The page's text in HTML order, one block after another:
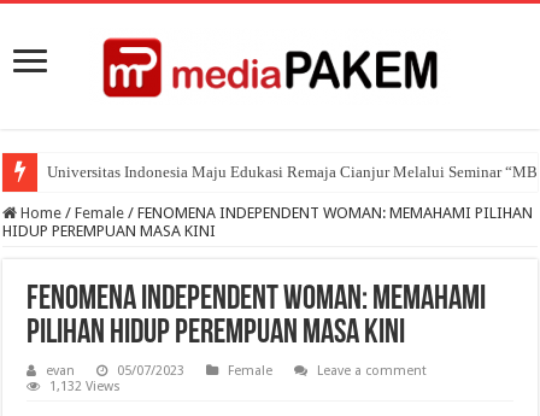
Universitas Indonesia Maju Edukasi Remaja Cianjur Melalui Seminar
Home / Female / FENOMENA INDEPENDENT WOMAN: MEMAHAMI PILIHAN
HIDUP PEREMPUAN MASA KINI
FENOMENA INDEPENDENT WOMAN: MEMAHAMI
PILIHAN HIDUP PEREMPUAN MASA KINI
evan 05/07/2023 Female
Leave a comment
1,132 Views